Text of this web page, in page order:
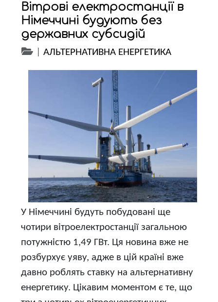
Вітрові електростанції в
Німеччині будують без
державних субсидій
|АЛЬТЕРНАТИВНА ЕНЕРГЕТИКА
У Німеччині будуть побудовані ще
чотири вітроелектростанції загальною
потужністю 1,49 ГВт. Ця новина вже не
розбурхує уяву, адже в цій країні вже
давно роблять ставку на альтернативну
енергетику. Цікавим моментом є те, що